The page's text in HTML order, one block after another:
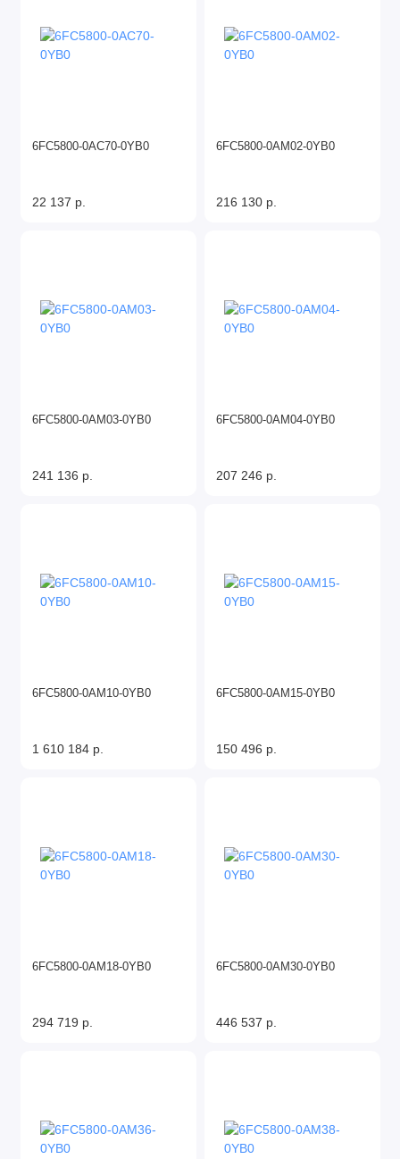
6FC5800-0AC70-0YB0
22 137 р.
6FC5800-0AM02-0YB0
216 130 р.
6FC5800-0AM03-0YB0
241 136 р.
6FC5800-0AM04-0YB0
207 246 р.
6FC5800-0AM10-0YB0
1 610 184 р.
6FC5800-0AM15-0YB0
150 496 р.
6FC5800-0AM18-0YB0
294 719 р.
6FC5800-0AM30-0YB0
446 537 р.